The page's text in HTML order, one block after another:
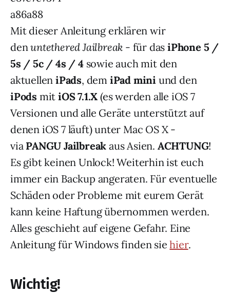
Mit dieser Anleitung erklären wir
denuntethered Jailbreak - für dasiPhone 5 /
5s / 5c / 4s / 4sowie auch mit den
aktuelleniPads, dem iPad mini und den
iPods mit iOS 7.1.X (es werden alle iOS 7
Versionen und alle Geräte unterstützt auf
denen iOS 7 läuft) unter Mac OS X -
via PANGU Jailbreak aus Asien. ACHTUNG!
Es gibt keinen Unlock! Weiterhin ist euch
immer ein Backup angeraten. Für eventuelle
Schäden oder Probleme mit eurem Gerät
kann keine Haftung übernommen werden.
Alles geschieht auf eigene Gefahr. Eine
Anleitung für Windows finden siehier.
Wichtig!